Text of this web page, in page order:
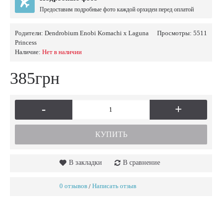
Предоставим подробные фото каждой орхидеи перед оплатой
Просмотры: 5511
Родители: Dendrobium Enobi Komachi x Laguna
Princess
Наличие: Нет в наличии
385грн
- +
КУПИТЬ
В закладки В сравнение
0 отзывов / Написать отзыв